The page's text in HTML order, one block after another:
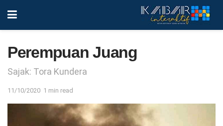
Perempuan Juang
Sajak: Tora Kundera
11/10/2020 1 min read